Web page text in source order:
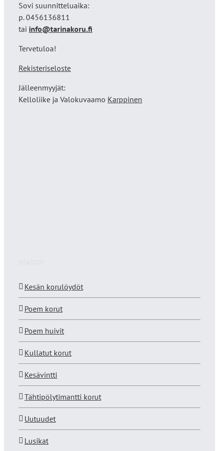
Sovi suunnitteluaika:
p. 0456136811
tai info@tarinakoru.fi
Tervetuloa!
Rekisteriseloste
Jälleenmyyjät:
Kelloliike ja Valokuvaamo Karppinen
Kesän korulöydöt
Poem korut
Poem huivit
Kullatut korut
Kesävintti
Tähtipölytimantti korut
Uutuudet
Lusikat